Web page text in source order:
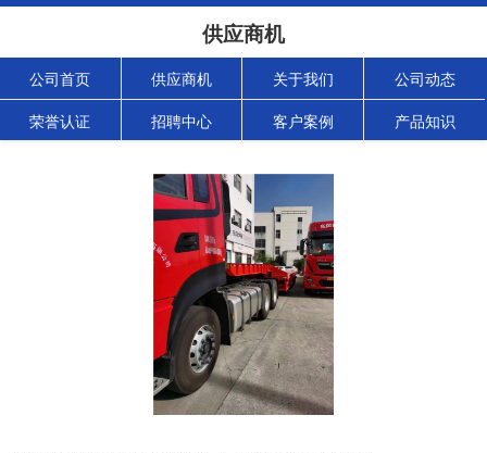
供应商机
公司首页 供应商机 关于我们 公司动态
荣誉认证 招聘中心 客户案例 产品知识